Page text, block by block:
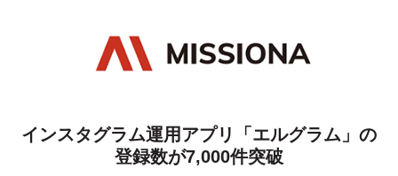
インスタグラム運用アプリ「エルグラム」の
登録数が7,000件突破